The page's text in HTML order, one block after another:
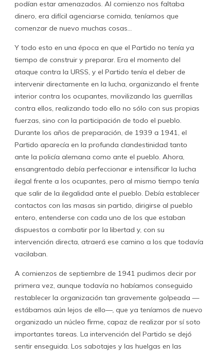
podían estar amenazados. Al comienzo nos faltaba
dinero, era difícil agenciarse comida, teníamos que
comenzar de nuevo muchas cosas…
Y todo esto en una época en que el Partido no tenía ya
tiempo de construir y preparar. Era el momento del
ataque contra la URSS, y el Partido tenía el deber de
intervenir directamente en la lucha, organizando el frente
interior contra los ocupantes, movilizando las guerrillas
contra ellos, realizando todo ello no sólo con sus propias
fuerzas, sino con la participación de todo el pueblo.
Durante los años de preparación, de 1939 a 1941, el
Partido aparecía en la profunda clandestinidad tanto
ante la policía alemana como ante el pueblo. Ahora,
ensangrentado debía perfeccionar e intensificar la lucha
ilegal frente a los ocupantes, pero al mismo tiempo tenía
que salir de la ilegalidad ante el pueblo. Debía establecer
contactos con las masas sin partido, dirigirse al pueblo
entero, entenderse con cada uno de los que estaban
dispuestos a combatir por la libertad y, con su
intervención directa, atraerá ese camino a los que todavía
vacilaban.
A comienzos de septiembre de 1941 pudimos decir por
primera vez, aunque todavía no habíamos conseguido
restablecer la organización tan gravemente golpeada —
estábamos aún lejos de ello—, que ya teníamos de nuevo
organizado un núcleo firme, capaz de realizar por sí soto
importantes tareas. La intervención del Partido se dejó
sentir enseguida. Los sabotajes y las huelgas en las